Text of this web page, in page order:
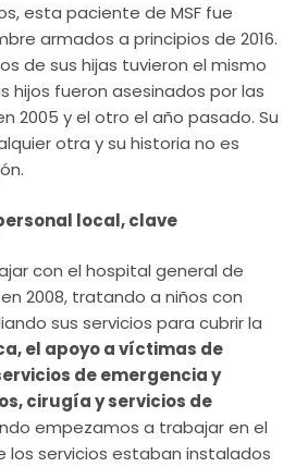
esta paciente de MSF fue
armados a principios de 2016.
de sus hijas tuvieron el mismo
hijos fueron asesinados por las
2005 y el otro el año pasado. Su
otra y su historia no es
local, clave
con el hospital general de
2008, tratando a niños con
sus servicios para cubrir la
el apoyo a víctimas de
de emergencia y
cirugía y servicios de
empezamos a trabajar en el
los servicios estaban instalados